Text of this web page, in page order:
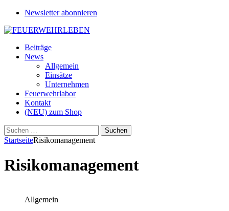
Newsletter abonnieren
Beiträge
News
Allgemein
Einsätze
Unternehmen
Feuerwehrlabor
Kontakt
(NEU) zum Shop
Suchen
nach:
StartseiteRisikomanagement
Risikomanagement
Allgemein